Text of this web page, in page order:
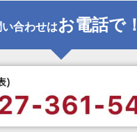
い合わせはお電話で！